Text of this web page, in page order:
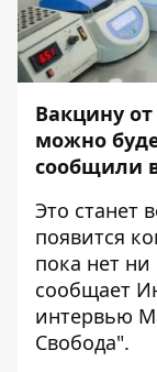
Вакцину
можно
сообщили
Это станет
появится
пока нет
сообщает
интервью
Свобода".